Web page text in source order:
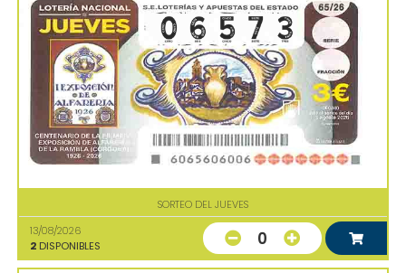
SORTEO DEL JUEVES
13/08/2026
2 DISPONIBLES 0